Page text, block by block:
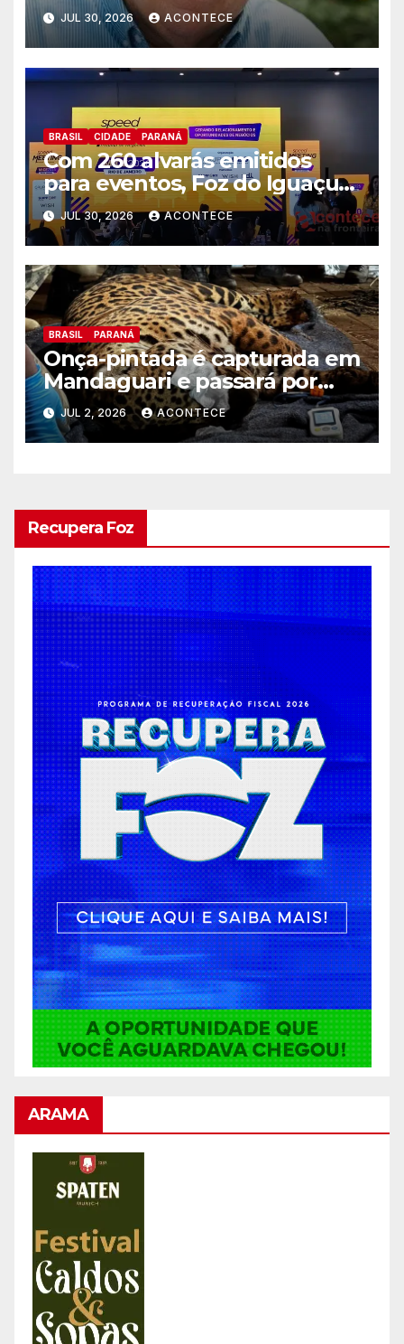
JUL 30, 2026 ACONTECE
BRASIL CIDADE PARANÁ
Com 260 alvarás emitidos
para eventos, Foz do Iguaçu
busca captar mais ações MICE
no Rio de Janeiro
JUL 30, 2026 ACONTECE
BRASIL PARANÁ
Onça-pintada é capturada em
Mandaguari e passará por
exames no zoo de Cascavel
JUL 2, 2026 ACONTECE
Recupera Foz
ARAMA